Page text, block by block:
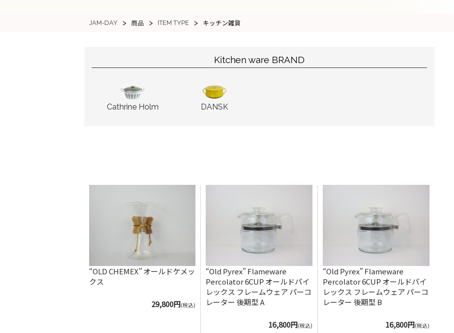
JAM-DAY > 商品 > ITEM TYPE > キッチン雑貨
Kitchen ware BRAND
Cathrine Holm DANSK
“OLD CHEMEX” オールドケメッ
クス
29,800円(税込)
“Old Pyrex” Flameware
Percolator 6CUP オールドパイ
レックス フレームウェア パーコ
レーター 後期型 A
16,800円(税込)
“Old Pyrex” Flameware
Percolator 6CUP オールドパイ
レックス フレームウェア パーコ
レーター 後期型 B
16,800円(税込)